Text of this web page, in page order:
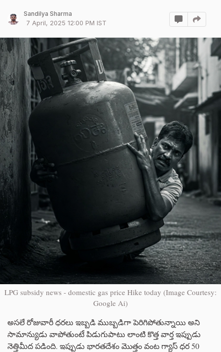
Sandilya Sharma
7 April, 2025 12:00 PM IST
LPG subsidy news - domestic gas price Hike today (Image Courtesy:
Google Ai)
అసలే రోజువారీ ధరలు ఇబ్బడి ముబ్బడిగా పెరిగిపోతున్నాయి అని
సామాన్యుడు వాపోతుంటే పిడుగుపాటు లాంటి కొత్త వార్త ఇప్పుడు
నెత్తిమీద పడింది. ఇప్పుడు భారతదేశం మొత్తం వంట గ్యాస్ ధర 50